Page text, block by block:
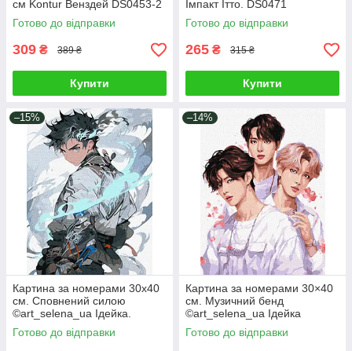
см Kontur Венздей DS0453-2
Готово до відправки
309 ₴ 389 ₴
Купити
Імпакт Ітто. DS0471
Готово до відправки
265 ₴ 315 ₴
Купити
–15%
Картина за номерами 30х40
см. Сповнений силою
©art_selena_ua Ідейка.
KHO8387
Готово до відправки
–14%
Картина за номерами 30×40
см. Музичний бенд
©art_selena_ua Ідейка
КНО8394
Готово до відправки